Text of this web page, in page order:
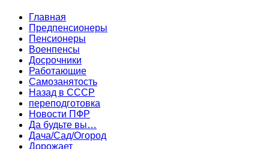
Главная
Предпенсионеры
Пенсионеры
Военпенсы
Досрочники
Работающие
Самозанятость
Назад в СССР
переподготовка
Новости ПФР
Да будьте вы…
Дача/Сад/Огород
Дорожает